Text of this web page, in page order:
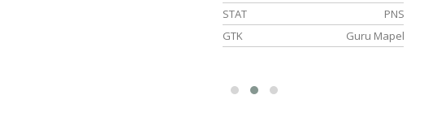
STAT
PNS
GTK
Guru Mapel